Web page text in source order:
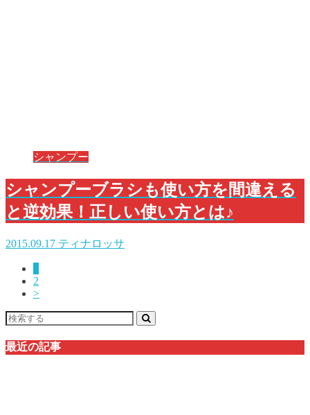
シャンプー
シャンプーブラシも使い方を間違える
と逆効果！正しい使い方とは♪
2015.09.17 ティナロッサ
2
>
最近の記事